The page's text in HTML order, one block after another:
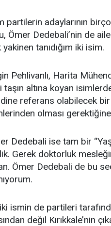
partilerin adaylarının
Ömer Dedebali’nin de
tanıdığım iki isim.
Pehlivanlı, Harita
taşın altına koyan
referans olabilecek bir
olması
Dedebali ise tam bir
Gerek doktorluk
Ömer Dedebali de bu
ismin de partileri
değil Kırıkkale’nin